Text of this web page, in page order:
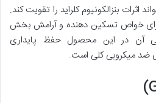
بنزالکونیوم کلراید را تقویت کند.
خواص تسکین دهنده و آرامش بخش
آن در این محصول حفظ پایداری
ضد میکروبی کلی است.